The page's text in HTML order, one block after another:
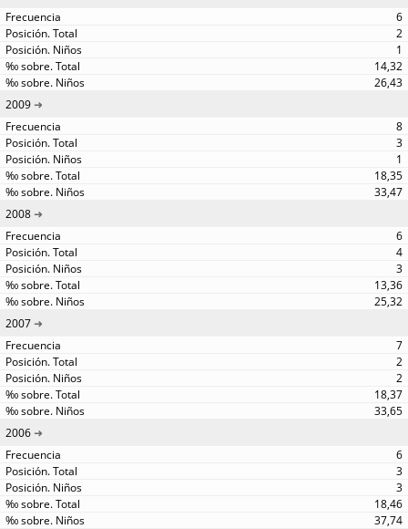
6
2
1
14,32
26,43
2009
8
3
1
18,35
33,47
2008
6
4
3
13,36
25,32
2007
7
2
2
18,37
33,65
2006
6
3
3
18,46
37,74